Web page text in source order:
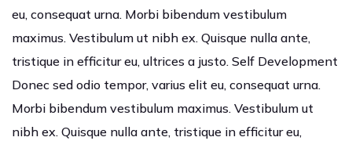
eu, consequat urna. Morbi bibendum vestibulum
maximus. Vestibulum ut nibh ex. Quisque nulla ante,
tristique in efficitur eu, ultrices a justo. Self Development
Donec sed odio tempor, varius elit eu, consequat urna.
Morbi bibendum vestibulum maximus. Vestibulum ut
nibh ex. Quisque nulla ante, tristique in efficitur eu,